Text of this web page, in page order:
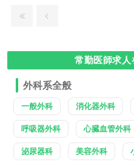
常勤医師求
外科系全般
一般外科 消化器外科
呼吸器外科 心臓血管外科
泌尿器科 美容外科